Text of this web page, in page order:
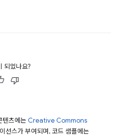
되었나요?
텐츠에는 Creative Commons
선스가 부여되며, 코드 샘플에는